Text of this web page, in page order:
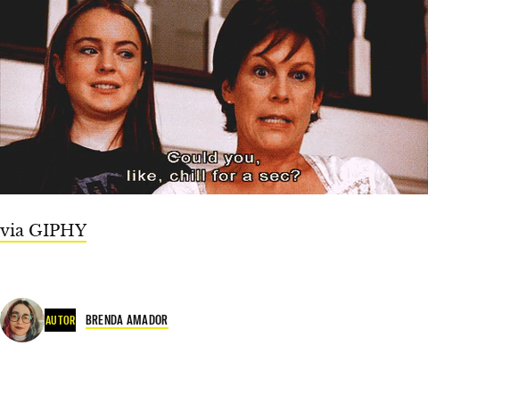
via GIPHY
AUTOR BRENDA AMADOR